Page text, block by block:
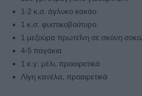
1-2 κ.σ. άγλυκο κακάο
1 κ.σ. φυστικοβούτυρο
1 μεζούρα πρωτεΐνη σε σκόνη
4-5 παγάκια
1 κ.γ. μέλι, προαιρετικά
Λίγη κανέλα, προαιρετικά